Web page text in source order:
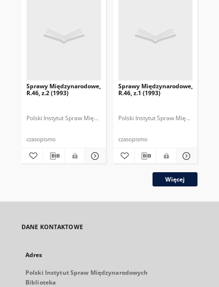
Sprawy Międzynarodowe,
R.46, z.2 (1993)
Polski Instytut Spraw Międzynarodowych. Polska Fundacja Spraw
czasopismo
Sprawy Międzynarodowe,
R.46, z.1 (1993)
Polski Instytut Spraw
czasopismo
Więcej
DANE KONTAKTOWE
Adres
Polski Instytut Spraw Międzynarodowych
Biblioteka